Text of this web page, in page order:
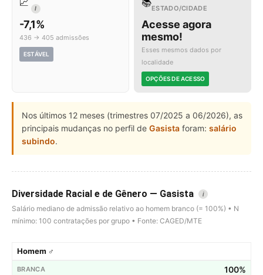
I
-7,1%
436 → 405 admissões
ESTÁVEL
ESTADO/CIDADE
Acesse agora
mesmo!
Esses mesmos dados por
localidade
OPÇÕES DE ACESSO
Nos últimos 12 meses (trimestres 07/2025 a 06/2026), as
principais mudanças no perfil de Gasista foram: salário
subindo.
Diversidade Racial e de Gênero — Gasista i
Salário mediano de admissão relativo ao homem branco (= 100%) • N
mínimo: 100 contratações por grupo • Fonte: CAGED/MTE
Homem ♂
100%